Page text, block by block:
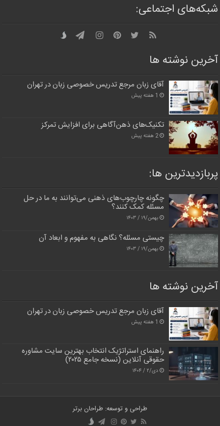
شبکه‌های اجتماعی:
آخرین نوشته ها
آقای زبان مرجع تدریس خصوصی زبان در تهران
1 هفته پیش
تکنیک‌های ذهن‌آگاهی برای افزایش تمرکز
2 هفته پیش
پربازدیدترین‌ ها:
چگونه چارچوب‌های ذهنی می‌توانند به ما در حل
مسئله کمک کنند؟
بهمن/۱۹ / ۱۴۰۳
چیستی مسئله؟ نگاهی به مفهوم و ابعاد آن
بهمن/۱۹ / ۱۴۰۳
آخرین نوشته ها
آقای زبان مرجع تدریس خصوصی زبان در تهران
1 هفته پیش
راهنمای استراتژیک انتخاب بهترین سایت مشاوره
حقوقی آنلاین (نسخه جامع ۲۰۲۵)
دی/۲ / ۱۴۰۴
طراحی و توسعه: طراحان برتر